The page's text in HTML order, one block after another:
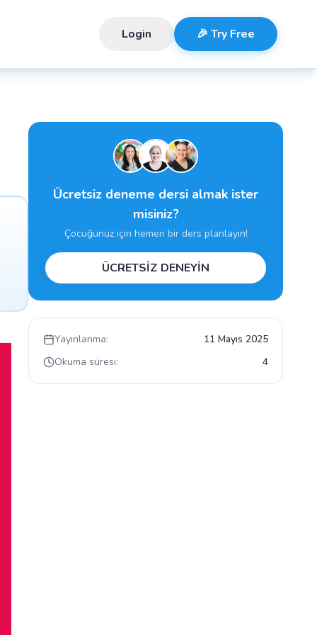
Login 🎉 Try Free
Ücretsiz deneme dersi almak ister
misiniz?
Çocuğunuz için hemen bir ders planlayın!
ÜCRETSİZ DENEYİN
Yayınlanma:
11 Mayıs 2025
Okuma süresi:
4